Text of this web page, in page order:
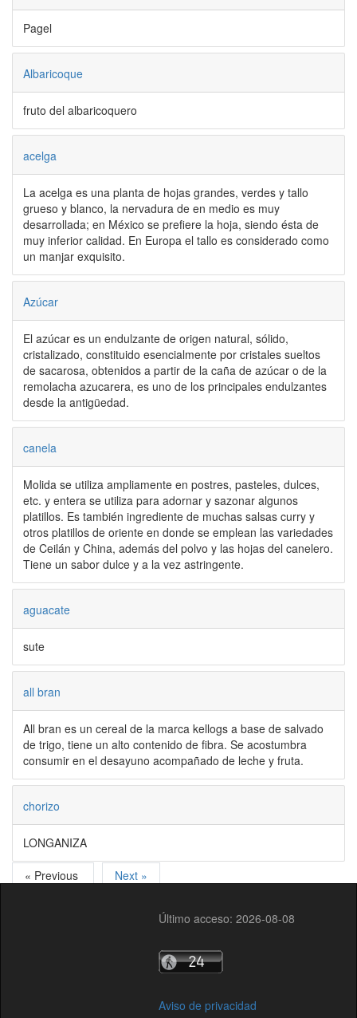
Pagel
Albaricoque
fruto del albaricoquero
acelga
La acelga es una planta de hojas grandes, verdes y tallo
grueso y blanco, la nervadura de en medio es muy
desarrollada; en México se prefiere la hoja, siendo ésta de
muy inferior calidad. En Europa el tallo es considerado como
un manjar exquisito.
Azúcar
El azúcar es un endulzante de origen natural, sólido,
cristalizado, constituido esencialmente por cristales sueltos
de sacarosa, obtenidos a partir de la caña de azúcar o de la
remolacha azucarera, es uno de los principales endulzantes
desde la antigüedad.
canela
Molida se utiliza ampliamente en postres, pasteles, dulces,
etc. y entera se utiliza para adornar y sazonar algunos
platillos. Es también ingrediente de muchas salsas curry y
otros platillos de oriente en donde se emplean las variedades
de Ceilán y China, además del polvo y las hojas del canelero.
Tiene un sabor dulce y a la vez astringente.
aguacate
sute
all bran
All bran es un cereal de la marca kellogs a base de salvado
de trigo, tiene un alto contenido de fibra. Se acostumbra
consumir en el desayuno acompañado de leche y fruta.
chorizo
LONGANIZA
« Previous Next »
Último acceso: 2026-08-08
Aviso de privacidad